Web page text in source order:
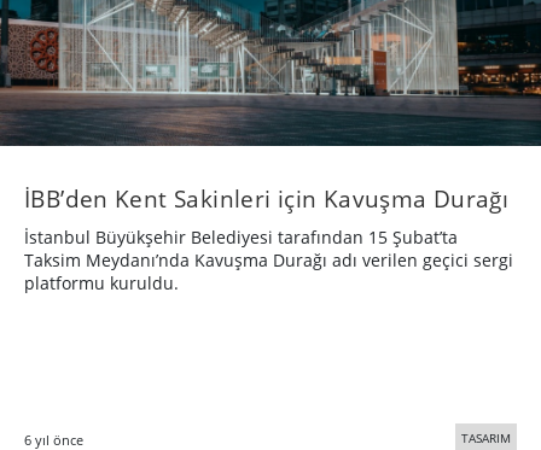
İBB’den Kent Sakinleri için Kavuşma Durağı
İstanbul Büyükşehir Belediyesi tarafından 15 Şubat’ta
Taksim Meydanı’nda Kavuşma Durağı adı verilen geçici sergi
platformu kuruldu.
6 yıl önce TASARIM